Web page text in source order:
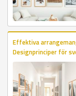
Effektiva
Designprinciper för